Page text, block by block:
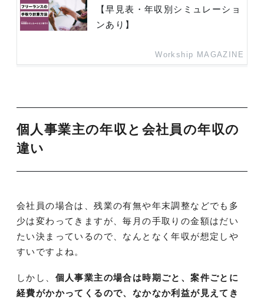
【早見表・年収別シミュレーショ
ンあり】
Workship MAGAZINE
個人事業主の年収と会社員の年収の
違い
会社員の場合は、残業の有無や年末調整などでも多
少は変わってきますが、毎月の手取りの金額はだい
たい決まっているので、なんとなく年収が想定しや
すいですよね。
しかし、 個人事業主の場合は時期ごと、案件ごとに
経費がかかってくるので、なかなか利益が見えてき